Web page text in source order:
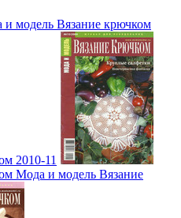
и модель Вязание крючком
2010-11
Мода и модель Вязание